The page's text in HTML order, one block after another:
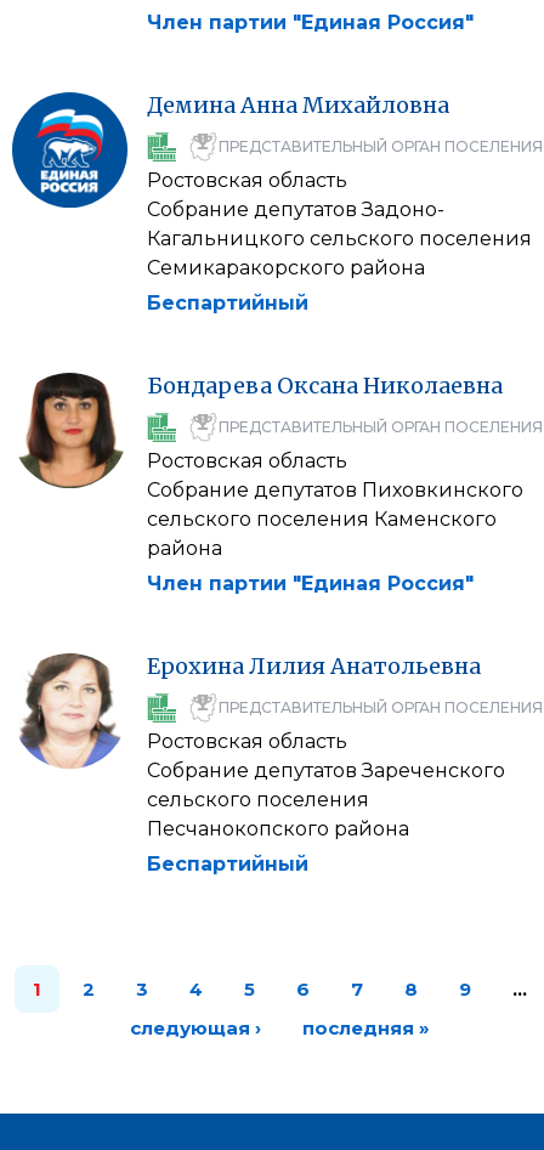
Член партии "Единая Россия"
ДеминаАннаМихайловна
ПРЕДСТАВИТЕЛЬНЫЙ ОРГАН ПОСЕЛЕНИЯ
Ростовская область
Собрание депутатов Задоно-
Кагальницкого сельского поселения
Семикаракорского района
Беспартийный
Бондарева ОксанаНиколаевна
ПРЕДСТАВИТЕЛЬНЫЙ ОРГАН ПОСЕЛЕНИЯ
Ростовская область
Собрание депутатов Пиховкинского
сельского поселения Каменского
района
Член партии "Единая Россия"
ЕрохинаЛилияАнатольевна
ПРЕДСТАВИТЕЛЬНЫЙ ОРГАН ПОСЕЛЕНИЯ
Ростовская область
Собрание депутатов Зареченского
сельского поселения
Песчанокопского района
Беспартийный
1 2 3 4 5 6 7 8 9
…
следующая ›
последняя »